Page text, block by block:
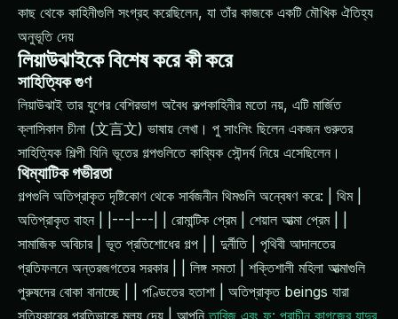
কাছ থেকে কাহিনীগুলি সংগ্রহ করেছিলেন, যা তাঁর কাজকে একটি মৌখিক ঐতিহ্য
অনুভূতি দেয়
লিয়াউঝাইকে বিশেষ করে কী করে
সাহিত্যিক গুণ
লিয়াউঝাই তার যুগের বেশিরভাগ অবৈধ কল্পকাহিনীর মতো নয়, এটি মার্জিত
ক্লাসিকাল চীনা (文言文) ভাষায় লেখা। পু সাংলিং ছিলেন একজন গুরুতর
সাহিত্যিক শিল্পী যিনি ভূতের গল্পগুলিতে কাব্যিক সৌন্দর্য নিয়ে এসেছিলেন।
থিম্যাটিক গভীরতা
গল্পগুলি অতিপ্রাকৃত দৃষ্টিকোণ থেকে সার্বজনীন থিমগুলি অন্বেষণ করে: | থিম |
অতিপ্রাকৃত বাহন | |---|---| | রোমান্টিক প্রেম | শেয়াল আত্মা প্রেম | |
সামাজিক অবিচার | ভূত প্রতিশোধের গল্প | | দুর্নীতি | পৃথিবী আদালতের
প্রতিফলনে অন্তরজগতের সরকার | | লিঙ্গ সমতা | শক্তিশালী মহিলা আত্মাগুলি
পুরুষদের বোকা বানাচ্ছে | | পণ্ডিতের হতাশা | অতিপ্রাকৃত beings যারা
সত্যিকারের প্রতিভাকে মূল্য দেয় | আপনিতাবিজ এবং ফু: প্রাচীন কাগজের যাদুর